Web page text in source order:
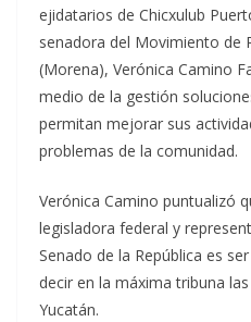
ejidatarios de Chicxulub
senadora del Movimiento de
(Morena), Verónica Camino
medio de la gestión
permitan mejorar sus
problemas de la comunidad.
Verónica Camino puntualizó
legisladora federal y
Senado de la República es
decir en la máxima tribuna
Yucatán.